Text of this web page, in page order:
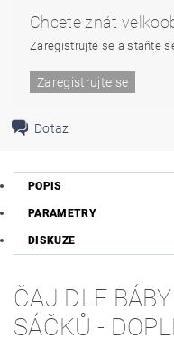
Chcete znát
Zaregistrujte se a staňte
Zaregistrujte se
Dotaz
POPIS
PARAMETRY
DISKUZE
ČAJ DLE
SÁČKŮ -